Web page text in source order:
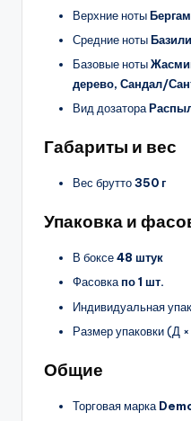
Верхние ноты
Средние ноты
Базовые ноты
дерево, Сандал/
Вид дозатора
Габариты и вес
Вес брутто350 г
Упаковка и
В боксе48 штук
Фасовкапо 1 шт.
Индивидуальная
Размер упаковки (Д
Общие
Торговая марка